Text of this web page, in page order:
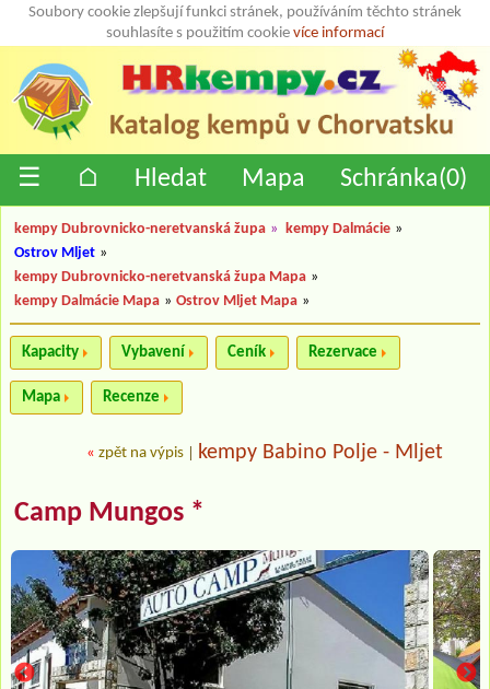
Soubory cookie zlepšují funkci stránek, používáním těchto stránek
souhlasíte s použitím cookie více informací
☰ ⌂ Hledat Mapa Schránka(0)
kempy Dubrovnicko-neretvanská župa » kempy Dalmácie »
Ostrov Mljet »
kempy Dubrovnicko-neretvanská župa Mapa »
kempy Dalmácie Mapa » Ostrov Mljet Mapa »
Kapacity Vybavení Ceník Rezervace
Mapa Recenze
« zpět na výpis kempy Babino Polje - Mljet
Camp Mungos *